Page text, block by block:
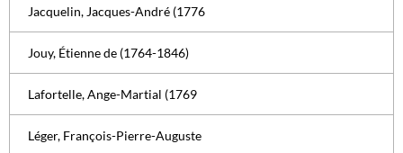
Jacquelin, Jacques-André (1776
Jouy, Étienne de (1764-1846)
Lafortelle, Ange-Martial (1769
Léger, François-Pierre-Auguste